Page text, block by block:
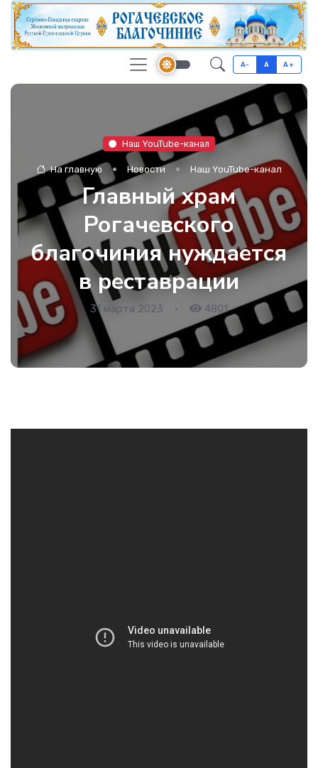
A- A A+
Наш YouTube-канал
На главную Новости Наш YouTube-канал
Главный храм
Рогачевского
благочиния нуждается
в реставрации
31 марта 2023 • 4801